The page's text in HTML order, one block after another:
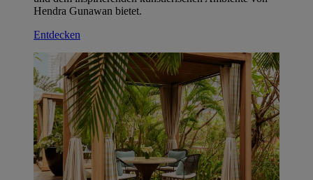
Hendra Gunawan bietet.
Entdecken